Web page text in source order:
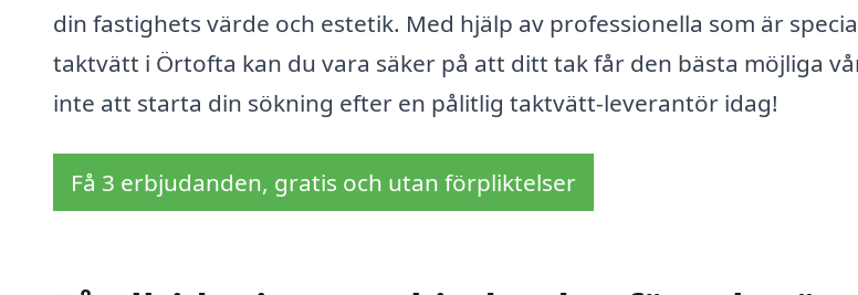
din fastighets värde och estetik. Med hjälp av professionella som är
taktvätt i Örtofta kan du vara säker på att ditt tak får den bästa möjliga
inte att starta din sökning efter en pålitlig taktvätt-leverantör idag!
Få 3 erbjudanden, gratis och utan förpliktelser